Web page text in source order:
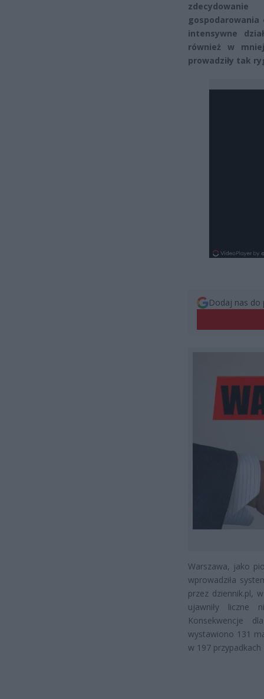
intensywne
również w
prowadziły tak
Dodaj nas do
Warszawa, jako
wprowadziła
przez dziennik.pl,
ujawniły liczne
Konsekwencje
wystawiono 131
w 197